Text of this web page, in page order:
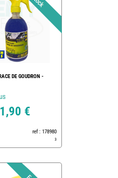
DE GOUDRON -
€
ref : 178980
3